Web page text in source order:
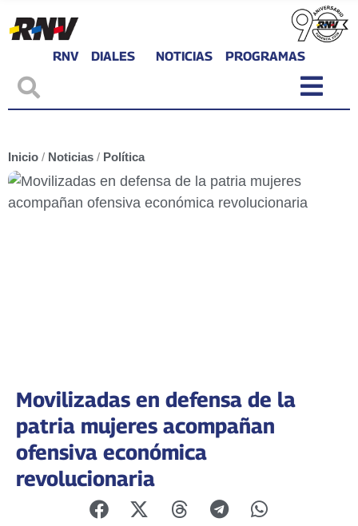
RNV DIALES NOTICIAS PROGRAMAS
Inicio / Noticias / Política
Movilizadas en defensa de la
patria mujeres acompañan
ofensiva económica
revolucionaria